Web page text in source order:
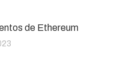
de Ethereum